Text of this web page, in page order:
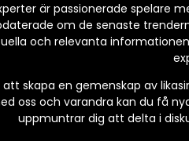
är passionerade spelare
om de senaste
och relevanta
skapa en gemenskap av
oss och varandra kan du få
uppmuntrar dig att delta i